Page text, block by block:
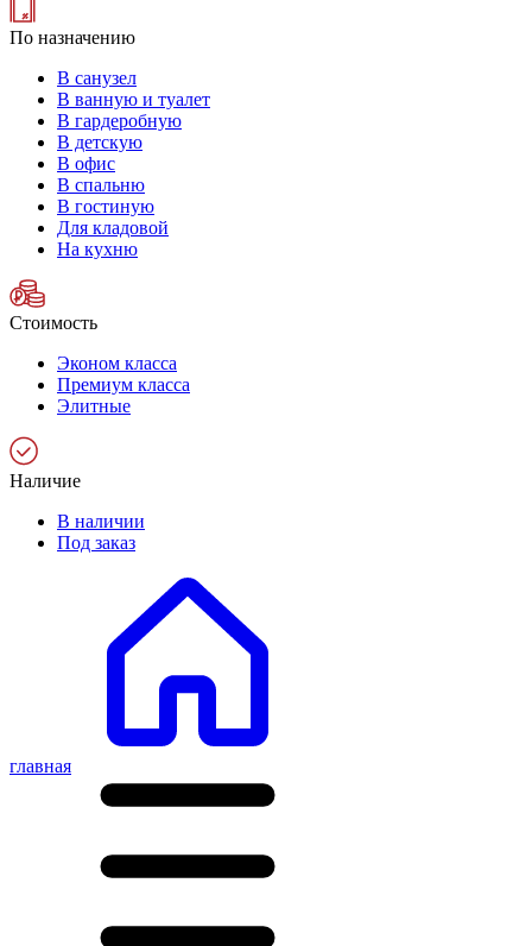
По назначению
В санузел
В ванную и туалет
В гардеробную
В детскую
В офис
В спальню
В гостиную
Для кладовой
На кухню
Стоимость
Эконом класса
Премиум класса
Элитные
Наличие
В наличии
Под заказ
главная